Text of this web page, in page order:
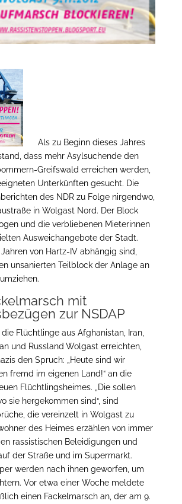
Als zu Beginn dieses Jahres
dass mehr Asylsuchende den
Greifswald erreichen werden,
Unterkünften gesucht. Die
des NDR zu Folge nirgendwo,
in Wolgast Nord. Der Block
und die verbliebenen Mieterinnen
Ausweichangebote der Stadt.
von Hartz-IV abhängig sind,
unsanierten Teilblock der Anlage an
mit
zur NSDAP
Flüchtlinge aus Afghanistan, Iran,
und Russland Wolgast erreichten,
den Spruch: „Heute sind wir
fremd im eigenen Land!“ an die
Flüchtlingsheimes. „Die sollen
sie hergekommen sind“, sind
die vereinzelt in Wolgast zu
des Heimes erzählen von immer
rassistischen Beleidigungen und
der Straße und im Supermarkt.
werden nach ihnen geworfen, um
Vor etwa einer Woche meldete
einen Fackelmarsch an, der am 9.